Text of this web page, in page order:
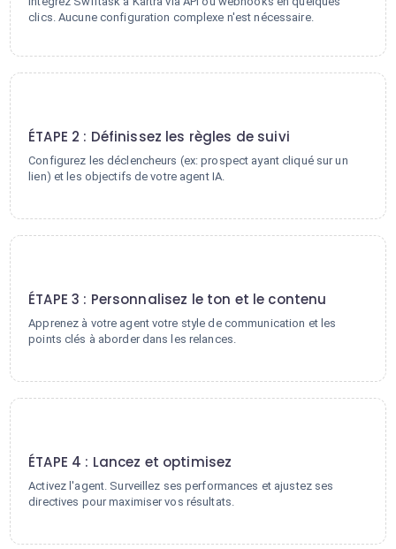
clics. Aucune configuration complexe n'est nécessaire.
ÉTAPE 2 : Définissez les règles de suivi
Configurez les déclencheurs (ex: prospect ayant cliqué sur un
lien) et les objectifs de votre agent IA.
ÉTAPE 3 : Personnalisez le ton et le contenu
Apprenez à votre agent votre style de communication et les
points clés à aborder dans les relances.
ÉTAPE 4 : Lancez et optimisez
Activez l'agent. Surveillez ses performances et ajustez ses
directives pour maximiser vos résultats.